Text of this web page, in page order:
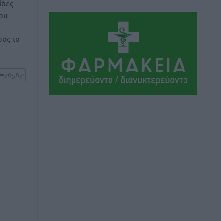
το
Δωδεκανήσου: Τα προσωνύμια και οι
πριν 2 ώρες
Τριήμερο εξόδου: Πάνω από 129.000
επιβάτες αναχωρούν από Πειραιά,